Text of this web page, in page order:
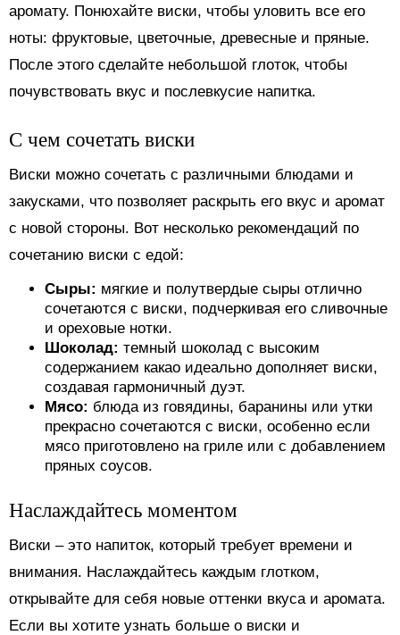
аромату. Понюхайте виски, чтобы уловить все его
ноты: фруктовые, цветочные, древесные и пряные.
После этого сделайте небольшой глоток, чтобы
почувствовать вкус и послевкусие напитка.
С чем сочетать виски
Виски можно сочетать с различными блюдами и
закусками, что позволяет раскрыть его вкус и аромат
с новой стороны. Вот несколько рекомендаций по
сочетанию виски с едой:
Сыры: мягкие и полутвердые сыры отлично
сочетаются с виски, подчеркивая его сливочные
и ореховые нотки.
Шоколад: темный шоколад с высоким
содержанием какао идеально дополняет виски,
создавая гармоничный дуэт.
Мясо: блюда из говядины, баранины или утки
прекрасно сочетаются с виски, особенно если
мясо приготовлено на гриле или с добавлением
пряных соусов.
Наслаждайтесь моментом
Виски – это напиток, который требует времени и
внимания. Наслаждайтесь каждым глотком,
открывайте для себя новые оттенки вкуса и аромата.
Если вы хотите узнать больше о виски и